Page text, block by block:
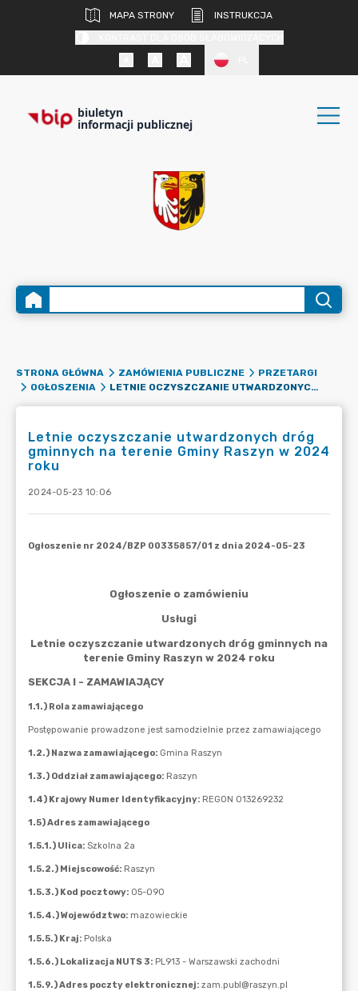
MAPA STRONY
INSTRUKCJA
biuletyn
informacji publicznej
STRONA GŁÓWNA ZAMÓWIENIA PUBLICZNE
PRZETARGI
OGŁOSZENIA
LETNIE OCZYSZCZANIE UTWARDZONYCH DRÓG GMINNYCH NA TERENIE GMINY RASZYN W 2024 ROKU
Letnie oczyszczanie utwardzonych dróg
gminnych na terenie Gminy Raszyn w 2024
roku
2024-05-23 10:06